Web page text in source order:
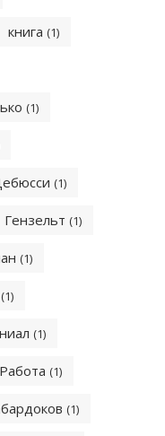
книга (1)
(1)
(1)
Гензельт (1)
(1)
(1)
(1)
Работа (1)
(1)